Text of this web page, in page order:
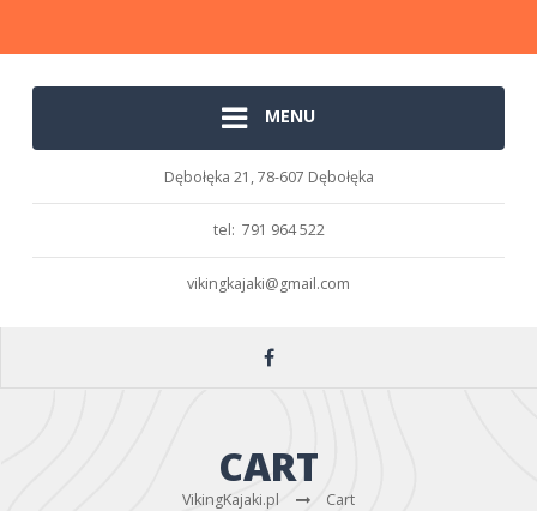
MENU
Dębołęka 21, 78-607 Dębołęka
tel: 791 964 522
vikingkajaki@gmail.com
CART
VikingKajaki.pl Cart